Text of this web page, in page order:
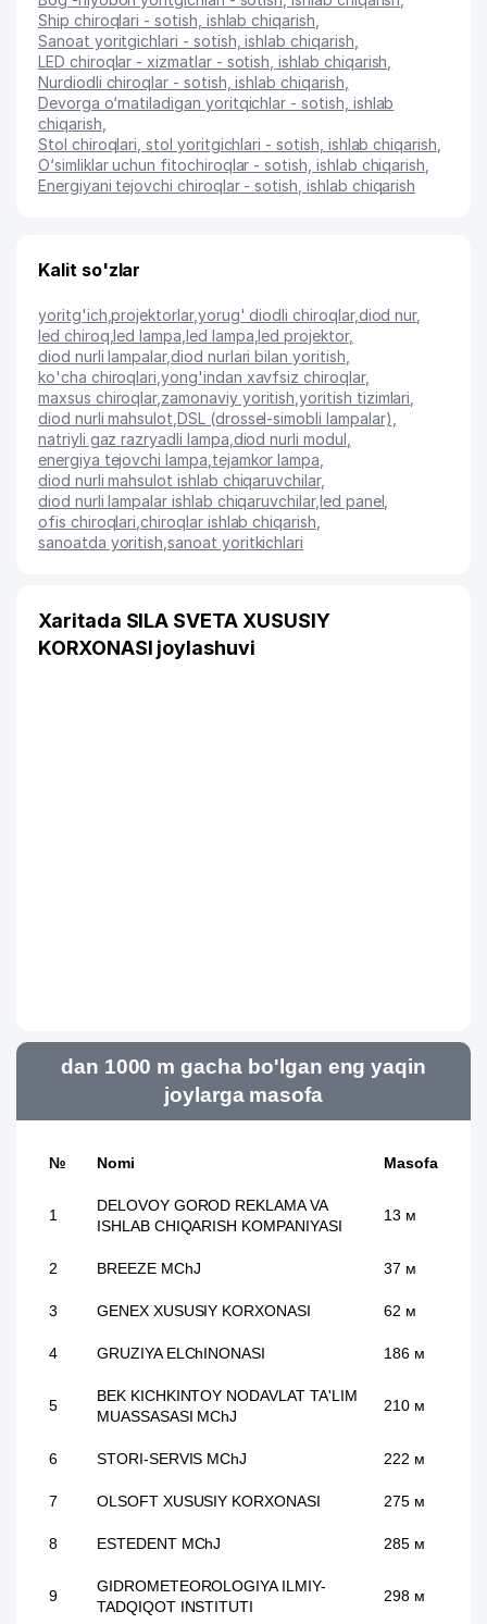
Ship chiroqlari - sotish, ishlab chiqarish
Sanoat yoritgichlari - sotish, ishlab chiqarish
LED chiroqlar - xizmatlar - sotish, ishlab chiqarish
Nurdiodli chiroqlar - sotish, ishlab chiqarish
Devorga o‘rnatiladigan yoritqichlar - sotish, ishlab
chiqarish
Stol chiroqlari, stol yoritgichlari - sotish, ishlab chiqarish
O‘simliklar uchun fitochiroqlar - sotish, ishlab chiqarish
Energiyani tejovchi chiroqlar - sotish, ishlab chiqarish
Kalit so'zlar
yoritg'ich ,projektorlar,yorug' diodli chiroqlar,diod nur,
led chiroq ,led lampa led lampa ,led projektor,
diod nurli lampalar,diod nurlari bilan yoritish
ko'cha chiroqlari ,yong'indan xavfsiz chiroqlar,
maxsus chiroqlar, zamonaviy yoritish ,yoritish tizimlari
diod nurli mahsulot ,DSL (drossel-simobli lampalar)
natriyli gaz razryadli lampa diod nurli modul
energiya tejovchi lampa tejamkor lampa
diod nurli mahsulot ishlab chiqaruvchilar,
diod nurli lampalar ishlab chiqaruvchilar,led panel
ofis chiroqlari ,chiroqlar ishlab chiqarish
sanoatda yoritish ,sanoat yoritkichlari
Xaritada SILA SVETA XUSUSIY
KORXONASI joylashuvi
dan 1000 m gacha bo'lgan eng yaqin
joylarga masofa
№ Nomi Masofa
1
DELOVOY GOROD REKLAMA VA
ISHLAB CHIQARISH KOMPANIYASI
13 м
2 BREEZE MChJ 37 м
3 GENEX XUSUSIY KORXONASI 62 м
4 GRUZIYA ELChINONASI 186 м
5
BEK KICHKINTOY NODAVLAT TA'LIM
MUASSASASI MChJ
210 м
6 STORI-SERVIS MChJ 222 м
7 OLSOFT XUSUSIY KORXONASI 275 м
8 ESTEDENT MChJ 285 м
9
GIDROMETEOROLOGIYA ILMIY-
TADQIQOT INSTITUTI
298 м